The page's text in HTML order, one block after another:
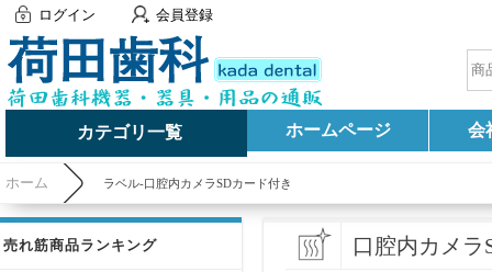
ログイン 会員登録
カテゴリ一覧 ホームページ 会
ホーム ラベル-口腔内カメラSDカード付き
売れ筋商品ランキング 口腔内カメラ